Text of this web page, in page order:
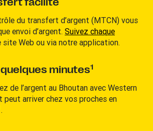
facilité
du transfert d’argent (MTCN) vous
envoi d’argent. Suivez chaque
site Web ou via notre application.
minutes1
de l’argent au Bhoutan avec Western
peut arriver chez vos proches en
.